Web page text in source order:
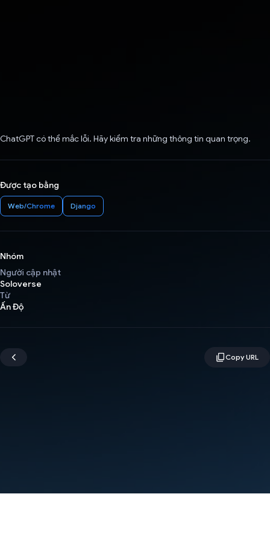
ChatGPT có thể mắc lỗi. Hãy kiểm tra những thông tin quan trọng.
Được tạo bằng
Web/Chrome Django
Nhóm
Người cập nhật
Soloverse
Từ
Ấn Độ